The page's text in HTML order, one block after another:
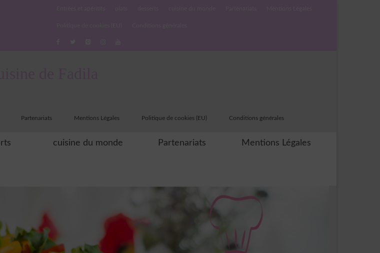
Partenariats Mentions Légales Politique de cookies (EU) Conditions générales
cuisine du monde Partenariats Mentions Légales